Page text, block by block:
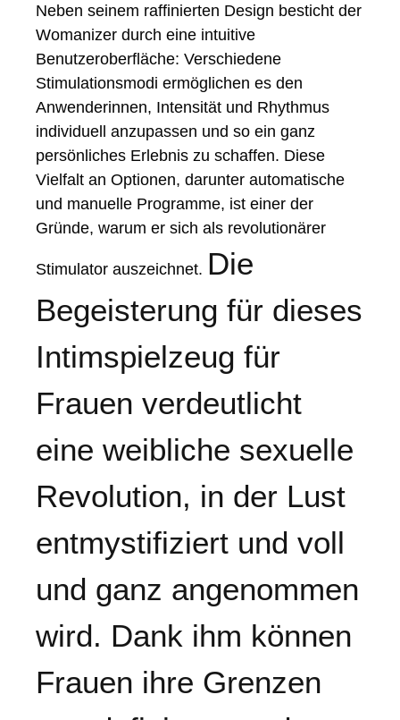
Neben seinem raffinierten Design besticht der
Womanizer durch eine intuitive
Benutzeroberfläche: Verschiedene
Stimulationsmodi ermöglichen es den
Anwenderinnen, Intensität und Rhythmus
individuell anzupassen und so ein ganz
persönliches Erlebnis zu schaffen. Diese
Vielfalt an Optionen, darunter automatische
und manuelle Programme, ist einer der
Gründe, warum er sich als revolutionärer
Stimulator auszeichnet. Die
Begeisterung für dieses
Intimspielzeug für
Frauen verdeutlicht
eine weibliche sexuelle
Revolution, in der Lust
entmystifiziert und voll
und ganz angenommen
wird. Dank ihm können
Frauen ihre Grenzen